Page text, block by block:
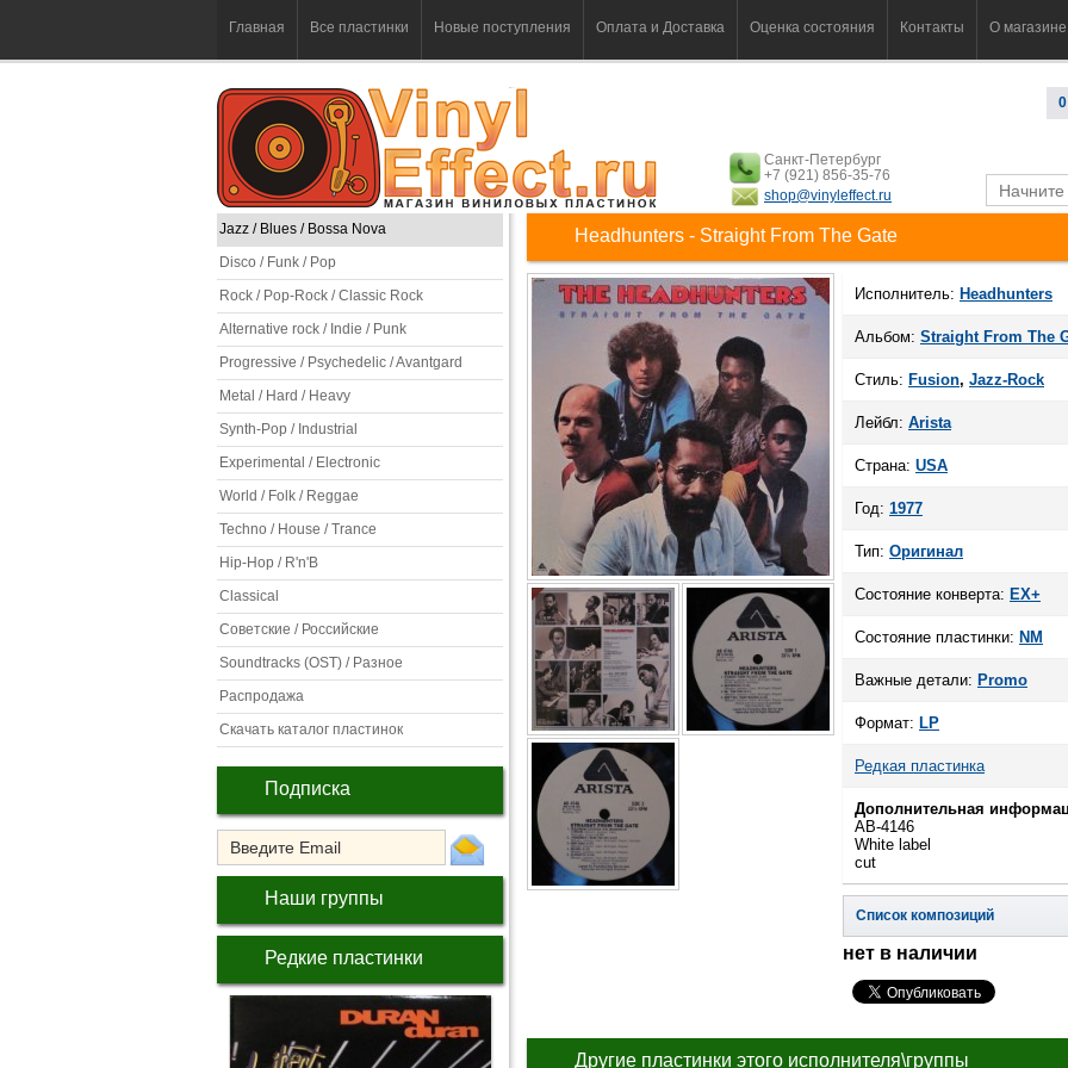
Главная Все пластинки Новые поступления Оплата и Доставка Оценка состояния Контакты О магазине
0
Санкт-Петербург
+7 (921) 856-35-76
shop@vinyleffect.ru
Jazz / Blues / Bossa Nova
Disco / Funk / Pop
Rock / Pop-Rock / Classic Rock
Alternative rock / Indie / Punk
Progressive / Psychedelic / Avantgard
Metal / Hard / Heavy
Synth-Pop / Industrial
Experimental / Electronic
World / Folk / Reggae
Techno / House / Trance
Hip-Hop / R'n'B
Classical
Советские / Российские
Soundtracks (OST) / Разное
Распродажа
Скачать каталог пластинок
Подписка
Наши группы
Редкие пластинки
Headhunters - Straight From The Gate
Исполнитель: Headhunters
Альбом: Straight From The
Стиль: Fusion, Jazz-Rock
Лейбл: Arista
Страна: USA
Год: 1977
Тип: Оригинал
Состояние конверта: EX+
Состояние пластинки: NM
Важные детали: Promo
Формат: LP
Редкая пластинка
Дополнительная
AB-4146
White label
cut
Список композиций
нет в наличии
Другие пластинки этого исполнителя\группы